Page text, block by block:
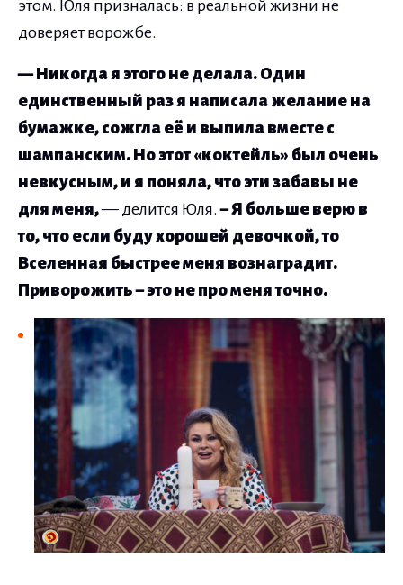
этом. Юля призналась: в реальной жизни не
доверяет ворожбе.
— Никогда я этого не делала. Один
единственный раз я написала желание на
бумажке, сожгла её и выпила вместе с
шампанским. Но этот «коктейль» был очень
невкусным, и я поняла, что эти забавы не
для меня,— делится Юля.– Я больше верю в
то, что если буду хорошей девочкой, то
Вселенная быстрее меня вознаградит.
Приворожить – это не про меня точно.